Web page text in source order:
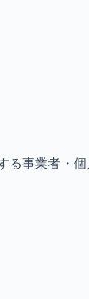
る事業者・個